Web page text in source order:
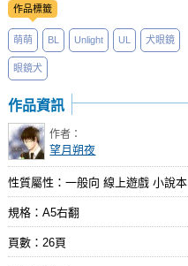
作品標籤
萌萌 BL Unlight UL 犬眼鏡
眼鏡犬
作品資訊
作者：
望月朔夜
性質屬性：一般向 線上遊戲 小說本
規格：A5右翻
頁數：26頁